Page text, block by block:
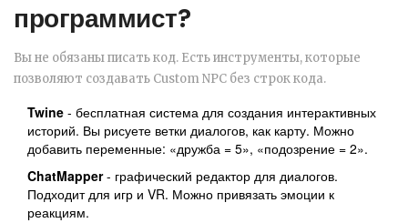
программист?
Вы не обязаны писать код. Есть инструменты, которые
позволяют создавать Custom NPC без строк кода.
Twine - бесплатная система для создания интерактивных
историй. Вы рисуете ветки диалогов, как карту. Можно
добавить переменные: «дружба = 5», «подозрение = 2».
ChatMapper- графический редактор для диалогов.
Подходит для игр и VR. Можно привязать эмоции к
реакциям.